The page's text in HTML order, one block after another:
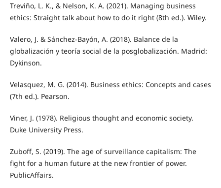
Treviño, L. K., & Nelson, K. A. (2021). Managing business
ethics: Straight talk about how to do it right (8th ed.). Wiley.
Valero, J. & Sánchez-Bayón, A. (2018). Balance de la
globalización y teoría social de la posglobalización. Madrid:
Dykinson.
Velasquez, M. G. (2014). Business ethics: Concepts and cases
(7th ed.). Pearson.
Viner, J. (1978). Religious thought and economic society.
Duke University Press.
Zuboff, S. (2019). The age of surveillance capitalism: The
fight for a human future at the new frontier of power.
PublicAffairs.